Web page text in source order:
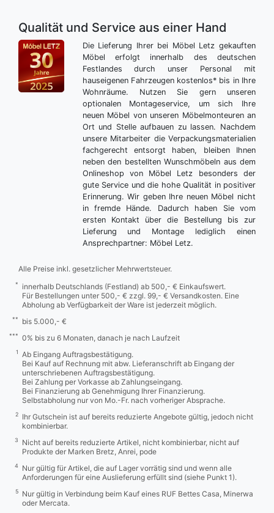
Qualität und Service aus einer Hand
Die Lieferung Ihrer bei Möbel Letz gekauften
Möbel erfolgt innerhalb des deutschen
Festlandes durch unser Personal mit
hauseigenen Fahrzeugen kostenlos* bis in Ihre
Wohnräume. Nutzen Sie gern unseren
optionalen Montageservice, um sich Ihre
neuen Möbel von unseren Möbelmonteuren an
Ort und Stelle aufbauen zu lassen. Nachdem
unsere Mitarbeiter die Verpackungsmaterialien
fachgerecht entsorgt haben, bleiben Ihnen
neben den bestellten Wunschmöbeln aus dem
Onlineshop von Möbel Letz besonders der
gute Service und die hohe Qualität in positiver
Erinnerung. Wir geben Ihre neuen Möbel nicht
in fremde Hände. Dadurch haben Sie vom
ersten Kontakt über die Bestellung bis zur
Lieferung und Montage lediglich einen
Ansprechpartner: Möbel Letz.
Alle Preise inkl. gesetzlicher Mehrwertsteuer.
*
innerhalb Deutschlands (Festland) ab 500,- € Einkaufswert.
Für Bestellungen unter 500,- € zzgl. 99,- € Versandkosten. Eine
Abholung ab Verfügbarkeit der Ware ist jederzeit möglich.
** bis 5.000,- €
*** 0% bis zu 6 Monaten, danach je nach Laufzeit
1
Ab Eingang Auftragsbestätigung.
Bei Kauf auf Rechnung mit abw. Lieferanschrift ab Eingang der
unterschriebenen Auftragsbestätigung.
Bei Zahlung per Vorkasse ab Zahlungseingang.
Bei Finanzierung ab Genehmigung Ihrer Finanzierung.
Selbstabholung nur von Mo.-Fr. nach vorheriger Absprache.
2
Ihr Gutschein ist auf bereits reduzierte Angebote gültig, jedoch nicht
kombinierbar.
3
Nicht auf bereits reduzierte Artikel, nicht kombinierbar, nicht auf
Produkte der Marken Bretz, Anrei, pode
4
Nur gültig für Artikel, die auf Lager vorrätig sind und wenn alle
Anforderungen für eine Auslieferung erfüllt sind (siehe Punkt 1).
5
Nur gültig in Verbindung beim Kauf eines RUF Bettes Casa, Minerwa
oder Mercata.